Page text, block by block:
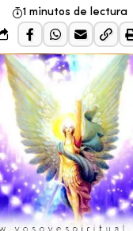
1 minutos de lectura